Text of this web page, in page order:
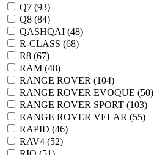
Q7 (93)
Q8 (84)
QASHQAI (48)
R-CLASS (68)
R8 (67)
RAM (48)
RANGE ROVER (104)
RANGE ROVER EVOQUE (50)
RANGE ROVER SPORT (103)
RANGE ROVER VELAR (55)
RAPID (46)
RAV4 (52)